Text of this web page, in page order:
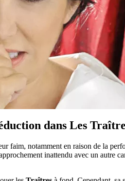
dans Les
faim, notamment en raison de la
inattendu avec un autre